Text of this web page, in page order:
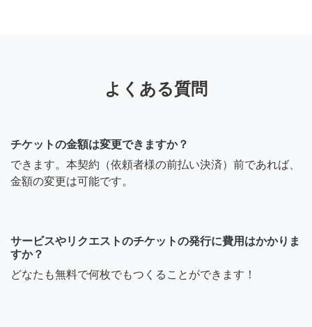
よくある質問
チケットの金額は変更できますか？
できます。本契約（依頼者様の前払い決済）前であれば、
金額の変更は可能です。
サービスやリクエストのチケットの発行に費用はかかりま
すか？
どなたも無料で何枚でもつくることができます！